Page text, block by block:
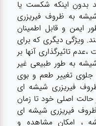
بدون اینکه شکست یا
به ظروف فیریزری
ایمن و قابل اطمینان
ویژگی دیگری که برای
تاثیرگذاری آنها بر
به طور طبیعی غیر
تغییر طعم و بوی
فیریزری شیشه ای
حالت اصلی خود تا زمان
ظروف فیریزری شیشه ای
، امکان مشاهده و